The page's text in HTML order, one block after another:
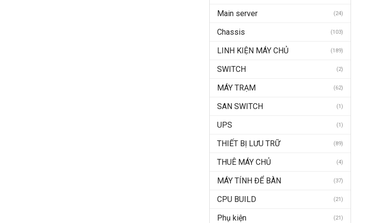
Main server (24)
Chassis (103)
LINH KIỆN MÁY CHỦ (189)
SWITCH (2)
MÁY TRẠM (62)
SAN SWITCH (1)
UPS (1)
THIẾT BỊ LƯU TRỮ (89)
THUÊ MÁY CHỦ (4)
MÁY TÍNH ĐỂ BÀN (37)
CPU BUILD (21)
Phụ kiện (21)